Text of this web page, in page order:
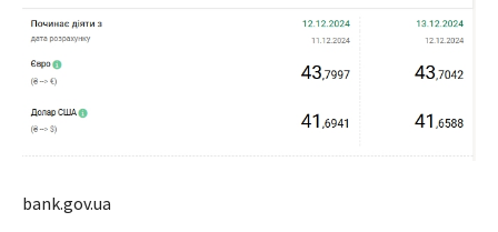
bank.gov.ua